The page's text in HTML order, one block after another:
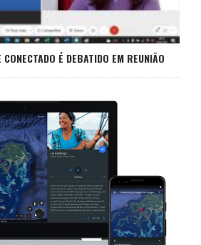
É DEBATIDO EM REUNIÃO